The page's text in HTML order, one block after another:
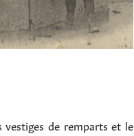
vestiges de remparts et le